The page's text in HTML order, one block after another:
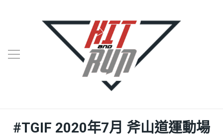
#TGIF 2020年7月 斧山道運動場